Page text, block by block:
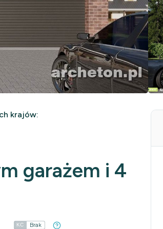
krajów:
garażem i 4
KC Brak